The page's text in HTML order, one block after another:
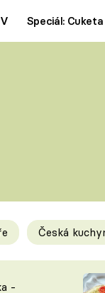
Speciál: Cuketa
Česká
-